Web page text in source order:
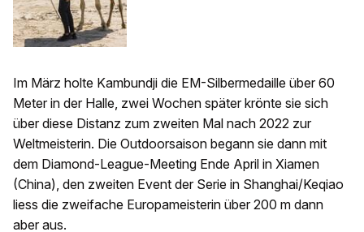
Im März holte Kambundji die EM-Silbermedaille über 60
Meter in der Halle, zwei Wochen später krönte sie sich
über diese Distanz zum zweiten Mal nach 2022 zur
Weltmeisterin. Die Outdoorsaison begann sie dann mit
dem Diamond-League-Meeting Ende April in Xiamen
(China), den zweiten Event der Serie in Shanghai/Keqiao
liess die zweifache Europameisterin über 200 m dann
aber aus.